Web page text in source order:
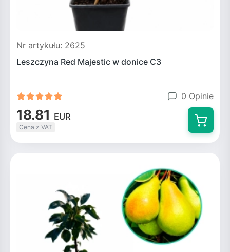
Nr artykułu: 2625
Leszczyna Red Majestic w donice C3
0 Opinie
18.81 EUR
Cena z VAT